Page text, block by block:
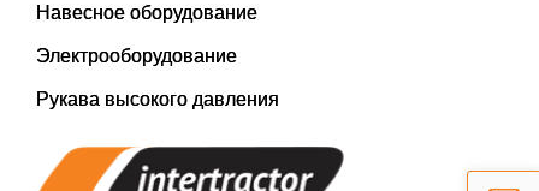
Навесное оборудование
Электрооборудование
Рукава высокого давления